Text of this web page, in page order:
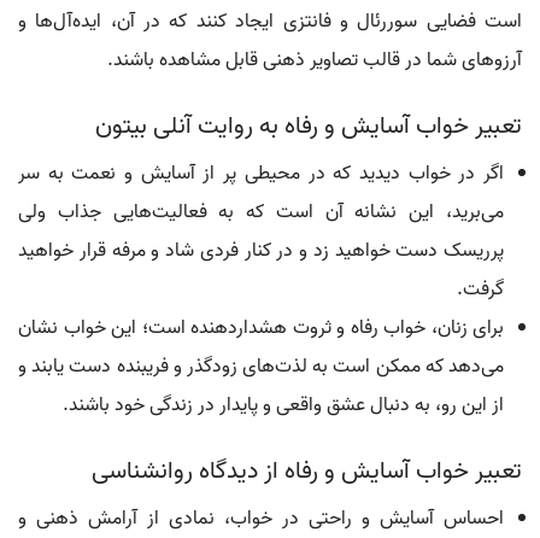
است فضایی سوررئال و فانتزی ایجاد کنند که در آن، ایده‌آل‌ها و
آرزوهای شما در قالب تصاویر ذهنی قابل مشاهده باشند.
تعبیر خواب آسایش و رفاه به روایت آنلی بیتون
اگر در خواب دیدید که در محیطی پر از آسایش و نعمت به سر
می‌برید، این نشانه آن است که به فعالیت‌هایی جذاب ولی
پرریسک دست خواهید زد و در کنار فردی شاد و مرفه قرار خواهید
گرفت.
برای زنان، خواب رفاه و ثروت هشداردهنده است؛ این خواب نشان
می‌دهد که ممکن است به لذت‌های زودگذر و فریبنده دست یابند و
از این رو، به دنبال عشق واقعی و پایدار در زندگی خود باشند.
تعبیر خواب آسایش و رفاه از دیدگاه روانشناسی
احساس آسایش و راحتی در خواب، نمادی از آرامش ذهنی و